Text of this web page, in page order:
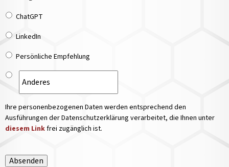
ChatGPT
LinkedIn
Persönliche Empfehlung
Ihre personenbezogenen Daten werden entsprechend den
Ausführungen der Datenschutzerklärung verarbeitet, die Ihnen unter
diesem Linkfrei zugänglich ist.
Absenden